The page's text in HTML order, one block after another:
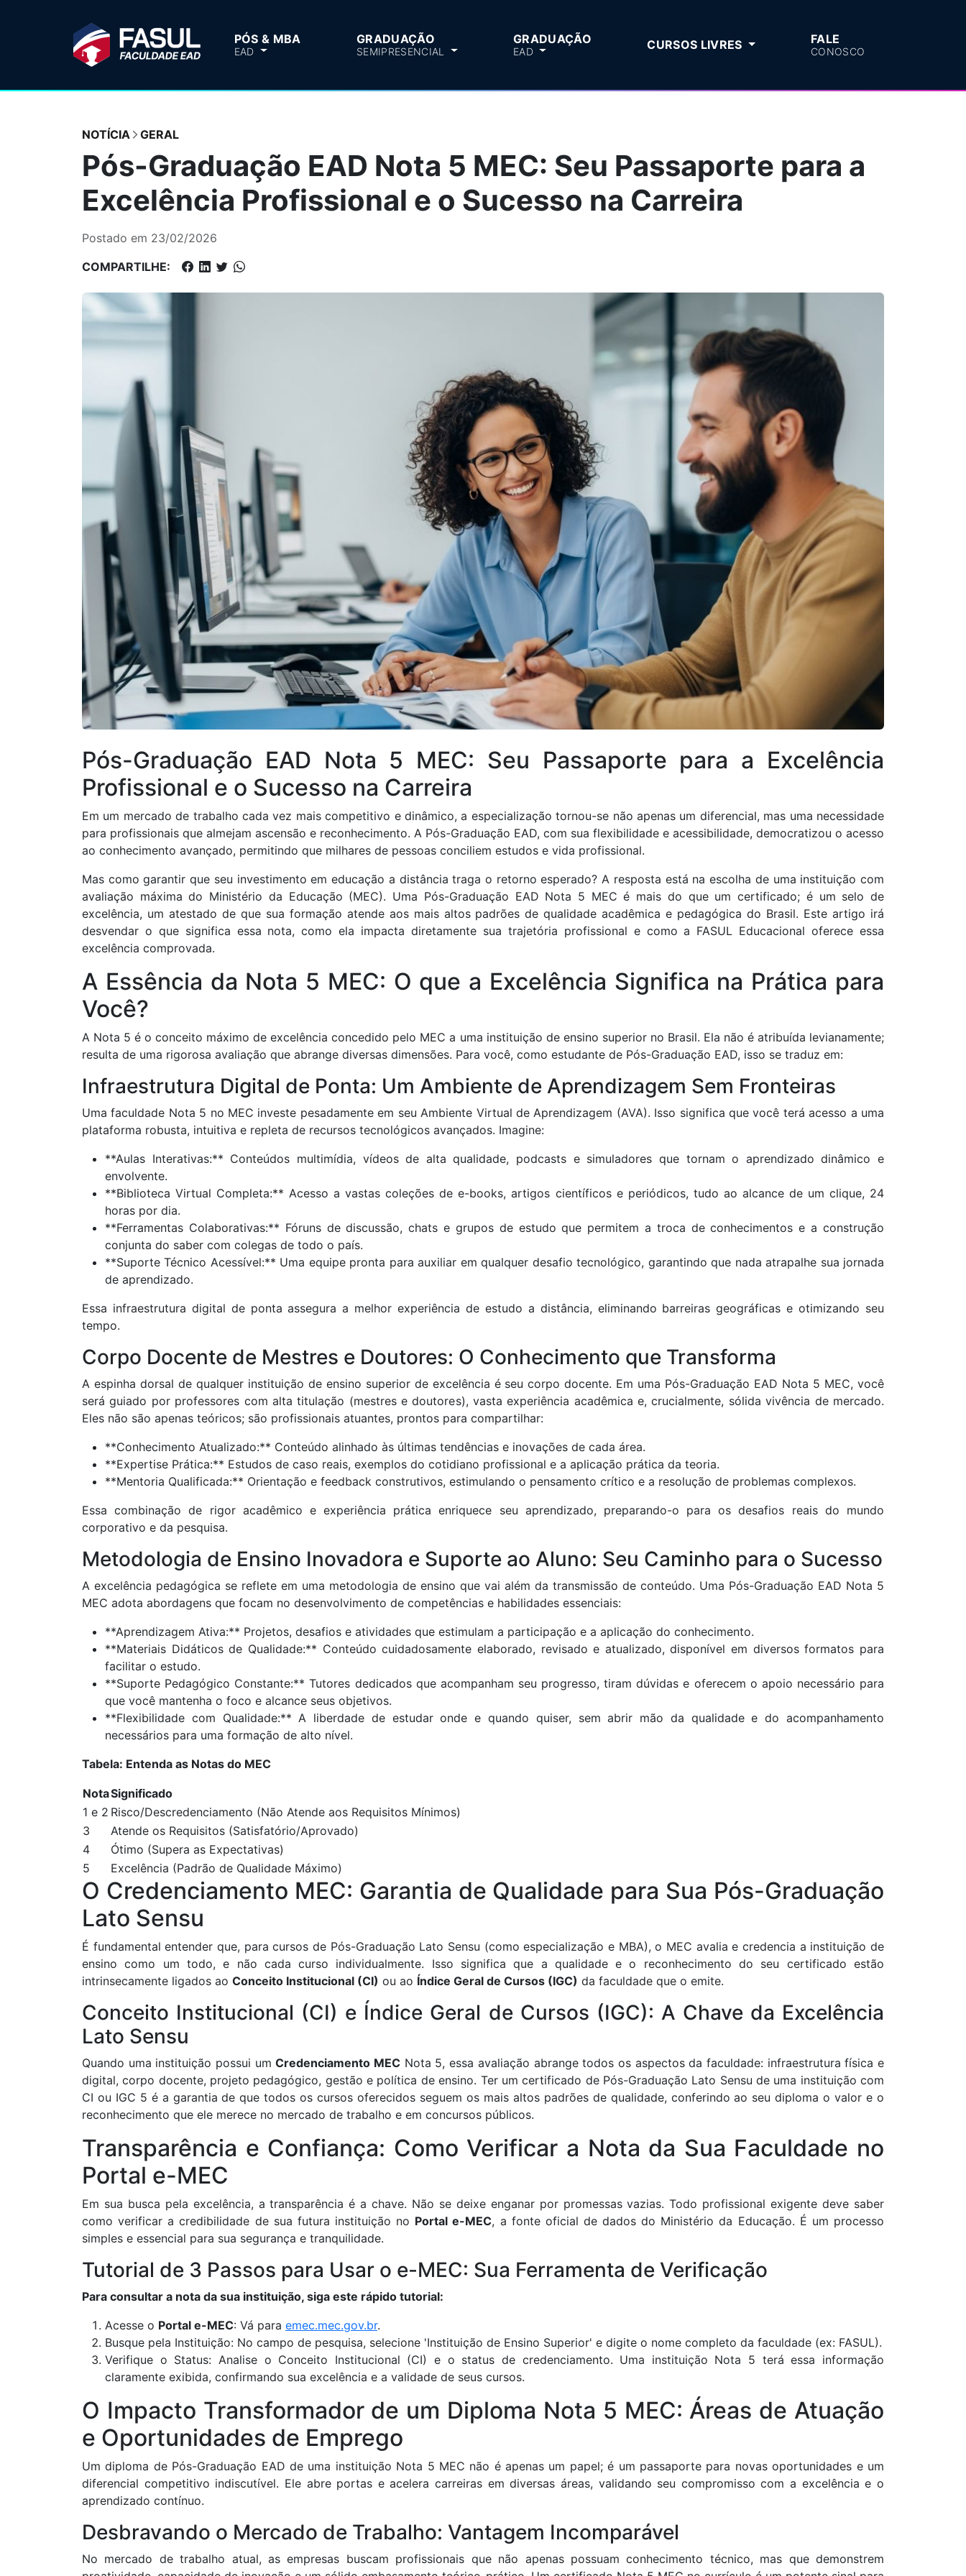
PÓS & MBA
EAD
GRADUAÇÃO
SEMIPRESENCIAL
GRADUAÇÃO
EAD CURSOS LIVRES FALE
CONOSCO
NOTÍCIA GERAL
Pós-Graduação EAD Nota 5 MEC: Seu Passaporte para a
Excelência Profissional e o Sucesso na Carreira
Postado em 23/02/2026
COMPARTILHE:
Pós-Graduação EAD Nota 5 MEC: Seu Passaporte para a Excelência
Profissional e o Sucesso na Carreira
Em um mercado de trabalho cada vez mais competitivo e dinâmico, a especialização tornou-se não apenas um diferencial, mas uma necessidade
para profissionais que almejam ascensão e reconhecimento. A Pós-Graduação EAD, com sua flexibilidade e acessibilidade, democratizou o acesso
ao conhecimento avançado, permitindo que milhares de pessoas conciliem estudos e vida profissional.
Mas como garantir que seu investimento em educação a distância traga o retorno esperado? A resposta está na escolha de uma instituição com
avaliação máxima do Ministério da Educação (MEC). Uma Pós-Graduação EAD Nota 5 MEC é mais do que um certificado; é um selo de
excelência, um atestado de que sua formação atende aos mais altos padrões de qualidade acadêmica e pedagógica do Brasil. Este artigo irá
desvendar o que significa essa nota, como ela impacta diretamente sua trajetória profissional e como a FASUL Educacional oferece essa
excelência comprovada.
A Essência da Nota 5 MEC: O que a Excelência Significa na Prática para
Você?
A Nota 5 é o conceito máximo de excelência concedido pelo MEC a uma instituição de ensino superior no Brasil. Ela não é atribuída levianamente;
resulta de uma rigorosa avaliação que abrange diversas dimensões. Para você, como estudante de Pós-Graduação EAD, isso se traduz em:
Infraestrutura Digital de Ponta: Um Ambiente de Aprendizagem Sem Fronteiras
Uma faculdade Nota 5 no MEC investe pesadamente em seu Ambiente Virtual de Aprendizagem (AVA). Isso significa que você terá acesso a uma
plataforma robusta, intuitiva e repleta de recursos tecnológicos avançados. Imagine:
**Aulas Interativas:** Conteúdos multimídia, vídeos de alta qualidade, podcasts e simuladores que tornam o aprendizado dinâmico e
envolvente.
**Biblioteca Virtual Completa:** Acesso a vastas coleções de e-books, artigos científicos e periódicos, tudo ao alcance de um clique, 24
horas por dia.
**Ferramentas Colaborativas:** Fóruns de discussão, chats e grupos de estudo que permitem a troca de conhecimentos e a construção
conjunta do saber com colegas de todo o país.
**Suporte Técnico Acessível:** Uma equipe pronta para auxiliar em qualquer desafio tecnológico, garantindo que nada atrapalhe sua jornada
de aprendizado.
Essa infraestrutura digital de ponta assegura a melhor experiência de estudo a distância, eliminando barreiras geográficas e otimizando seu
tempo.
Corpo Docente de Mestres e Doutores: O Conhecimento que Transforma
A espinha dorsal de qualquer instituição de ensino superior de excelência é seu corpo docente. Em uma Pós-Graduação EAD Nota 5 MEC, você
será guiado por professores com alta titulação (mestres e doutores), vasta experiência acadêmica e, crucialmente, sólida vivência de mercado.
Eles não são apenas teóricos; são profissionais atuantes, prontos para compartilhar:
**Conhecimento Atualizado:** Conteúdo alinhado às últimas tendências e inovações de cada área.
**Expertise Prática:** Estudos de caso reais, exemplos do cotidiano profissional e a aplicação prática da teoria.
**Mentoria Qualificada:** Orientação e feedback construtivos, estimulando o pensamento crítico e a resolução de problemas complexos.
Essa combinação de rigor acadêmico e experiência prática enriquece seu aprendizado, preparando-o para os desafios reais do mundo
corporativo e da pesquisa.
Metodologia de Ensino Inovadora e Suporte ao Aluno: Seu Caminho para o Sucesso
A excelência pedagógica se reflete em uma metodologia de ensino que vai além da transmissão de conteúdo. Uma Pós-Graduação EAD Nota 5
MEC adota abordagens que focam no desenvolvimento de competências e habilidades essenciais:
**Aprendizagem Ativa:** Projetos, desafios e atividades que estimulam a participação e a aplicação do conhecimento.
**Materiais Didáticos de Qualidade:** Conteúdo cuidadosamente elaborado, revisado e atualizado, disponível em diversos formatos para
facilitar o estudo.
**Suporte Pedagógico Constante:** Tutores dedicados que acompanham seu progresso, tiram dúvidas e oferecem o apoio necessário para
que você mantenha o foco e alcance seus objetivos.
**Flexibilidade com Qualidade:** A liberdade de estudar onde e quando quiser, sem abrir mão da qualidade e do acompanhamento
necessários para uma formação de alto nível.
Tabela: Entenda as Notas do MEC
NotaSignificado
1 e 2 Risco/Descredenciamento (Não Atende aos Requisitos Mínimos)
3
Atende os Requisitos (Satisfatório/Aprovado)
4
Ótimo (Supera as Expectativas)
5
Excelência (Padrão de Qualidade Máximo)
O Credenciamento MEC: Garantia de Qualidade para Sua Pós-Graduação
Lato Sensu
É fundamental entender que, para cursos de Pós-Graduação Lato Sensu (como especialização e MBA), o MEC avalia e credencia a instituição de
ensino como um todo, e não cada curso individualmente. Isso significa que a qualidade e o reconhecimento do seu certificado estão
intrinsecamente ligados ao Conceito Institucional (CI) ou ao Índice Geral de Cursos (IGC) da faculdade que o emite.
Conceito Institucional (CI) e Índice Geral de Cursos (IGC): A Chave da Excelência
Lato Sensu
Quando uma instituição possui umCredenciamento MEC Nota 5, essa avaliação abrange todos os aspectos da faculdade: infraestrutura física e
digital, corpo docente, projeto pedagógico, gestão e política de ensino. Ter um certificado de Pós-Graduação Lato Sensu de uma instituição com
CI ou IGC 5 é a garantia de que todos os cursos oferecidos seguem os mais altos padrões de qualidade, conferindo ao seu diploma o valor e o
reconhecimento que ele merece no mercado de trabalho e em concursos públicos.
Transparência e Confiança: Como Verificar a Nota da Sua Faculdade no
Portal e-MEC
Em sua busca pela excelência, a transparência é a chave. Não se deixe enganar por promessas vazias. Todo profissional exigente deve saber
como verificar a credibilidade de sua futura instituição no Portal e-MEC, a fonte oficial de dados do Ministério da Educação. É um processo
simples e essencial para sua segurança e tranquilidade.
Tutorial de 3 Passos para Usar o e-MEC: Sua Ferramenta de Verificação
Para consultar a nota da sua instituição, siga este rápido tutorial:
Acesse o Portal e-MEC: Vá para emec.mec.gov.br.
Busque pela Instituição: No campo de pesquisa, selecione 'Instituição de Ensino Superior' e digite o nome completo da faculdade (ex: FASUL).
Verifique o Status: Analise o Conceito Institucional (CI) e o status de credenciamento. Uma instituição Nota 5 terá essa informação
claramente exibida, confirmando sua excelência e a validade de seus cursos.
O Impacto Transformador de um Diploma Nota 5 MEC: Áreas de Atuação
e Oportunidades de Emprego
Um diploma de Pós-Graduação EAD de uma instituição Nota 5 MEC não é apenas um papel; é um passaporte para novas oportunidades e um
diferencial competitivo indiscutível. Ele abre portas e acelera carreiras em diversas áreas, validando seu compromisso com a excelência e o
aprendizado contínuo.
Desbravando o Mercado de Trabalho: Vantagem Incomparável
No mercado de trabalho atual, as empresas buscam profissionais que não apenas possuam conhecimento técnico, mas que demonstrem